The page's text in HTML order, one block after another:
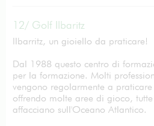
12/ Golf Ilbaritz
Ilbarritz, un gioiello da praticare!
Dal 1988 questo centro di
per la formazione. Molti
vengono regolarmente a
offrendo molte aree di gioco,
affacciano sull'Oceano Atlantico.